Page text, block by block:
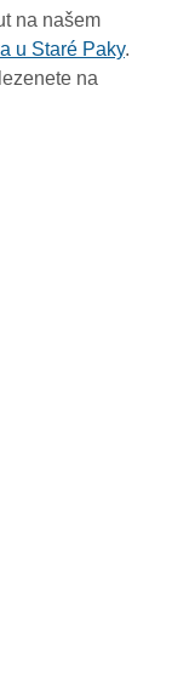
na našem
u Staré Paky.
na